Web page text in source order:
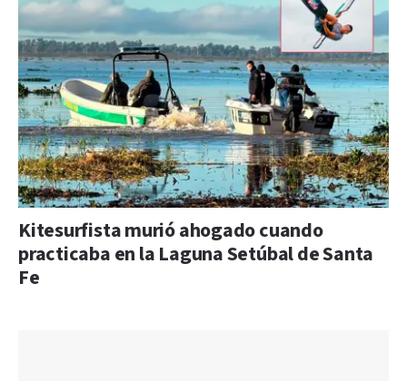
Kitesurfista murió ahogado cuando
practicaba en la Laguna Setúbal de Santa
Fe